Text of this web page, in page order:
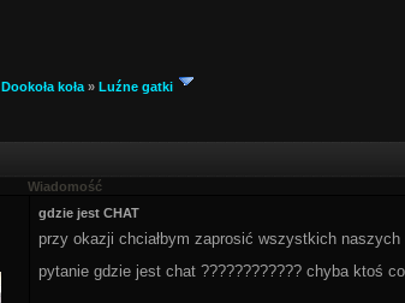
Dookoła koła » Luźne gatki
Wiadomość
gdzie jest CHAT
przy okazji chciałbym zaprosić wszystkich
pytanie gdzie jest chat ???????????? chyba ktoś